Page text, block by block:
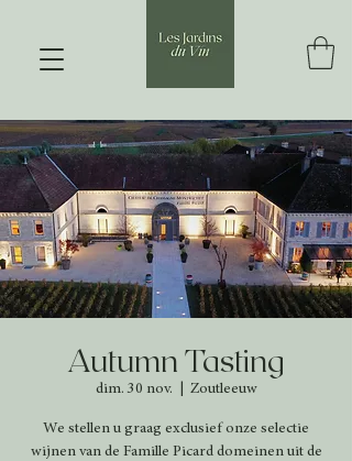
Autumn Tasting
dim. 30 nov. Zoutleeuw
We stellen u graag exclusief onze selectie
wijnen van de Famille Picard domeinen uit de